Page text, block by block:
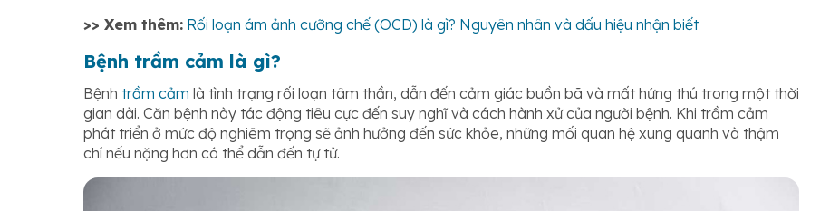
>> Xem thêm: Rối loạn ám ảnh cưỡng chế (OCD) là gì? Nguyên nhân và dấu hiệu nhận biết
Bệnh trầm cảm là gì?
Bệnh trầm cảm là tình trạng rối loạn tâm thần, dẫn đến cảm giác buồn bã và mất hứng thú trong một thời
gian dài. Căn bệnh này tác động tiêu cực đến suy nghĩ và cách hành xử của người bệnh. Khi trầm cảm
phát triển ở mức độ nghiêm trọng sẽ ảnh hưởng đến sức khỏe, những mối quan hệ xung quanh và thậm
chí nếu nặng hơn có thể dẫn đến tự tử.